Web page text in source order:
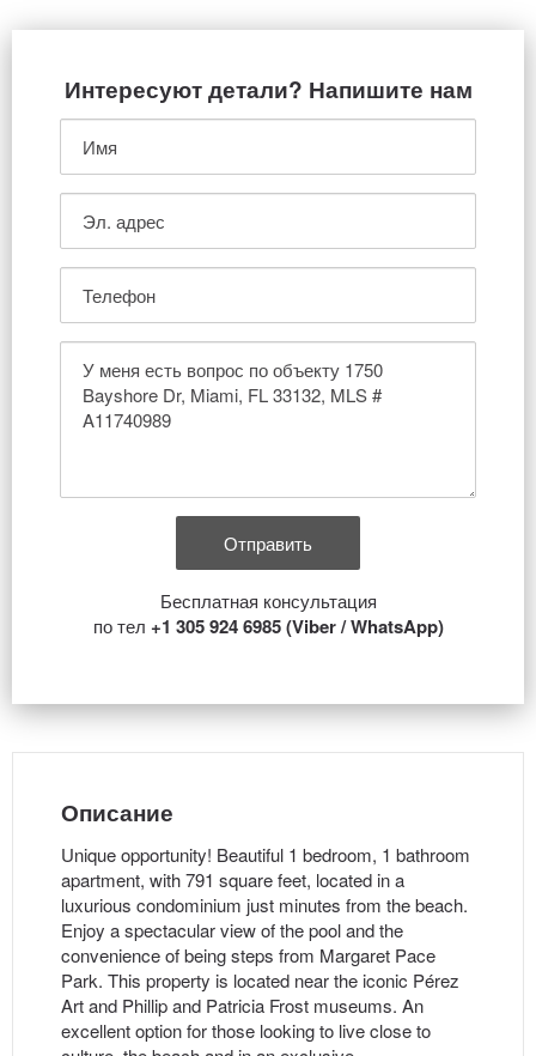
Интересуют детали? Напишите нам
Бесплатная консультация
по тел +1 305 924 6985 (Viber / WhatsApp)
Описание
Unique opportunity! Beautiful 1 bedroom, 1 bathroom
apartment, with 791 square feet, located in a
luxurious condominium just minutes from the beach.
Enjoy a spectacular view of the pool and the
convenience of being steps from Margaret Pace
Park. This property is located near the iconic Pérez
Art and Phillip and Patricia Frost museums. An
excellent option for those looking to live close to